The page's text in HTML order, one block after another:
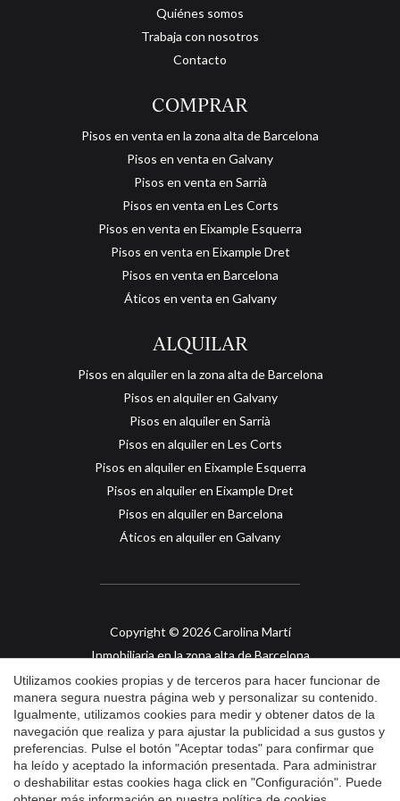
Quiénes somos
Trabaja con nosotros
Contacto
COMPRAR
Pisos en venta en la zona alta de Barcelona
Pisos en venta en Galvany
Pisos en venta en Sarrià
Pisos en venta en Les Corts
Pisos en venta en Eixample Esquerra
Pisos en venta en Eixample Dret
Pisos en venta en Barcelona
Áticos en venta en Galvany
ALQUILAR
Pisos en alquiler en la zona alta de Barcelona
Pisos en alquiler en Galvany
Pisos en alquiler en Sarrià
Pisos en alquiler en Les Corts
Pisos en alquiler en Eixample Esquerra
Pisos en alquiler en Eixample Dret
Pisos en alquiler en Barcelona
Áticos en alquiler en Galvany
Copyright © 2026 Carolina Martí
Inmobiliaria en la zona alta de Barcelona
API col. 2421
Aviso Legal
Política de Privacidad
Política de Cookies
Utilizamos cookies propias y de terceros para hacer funcionar de
manera segura nuestra página web y personalizar su contenido.
Igualmente, utilizamos cookies para medir y obtener datos de la
navegación que realiza y para ajustar la publicidad a sus gustos y
preferencias. Pulse el botón "Aceptar todas" para confirmar que
ha leído y aceptado la información presentada. Para administrar
o deshabilitar estas cookies haga click en "Configuración". Puede
Guardar configuración Aceptar todas